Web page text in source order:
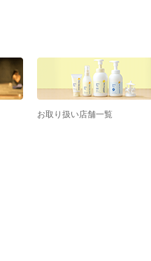
お取り扱い店舗一覧